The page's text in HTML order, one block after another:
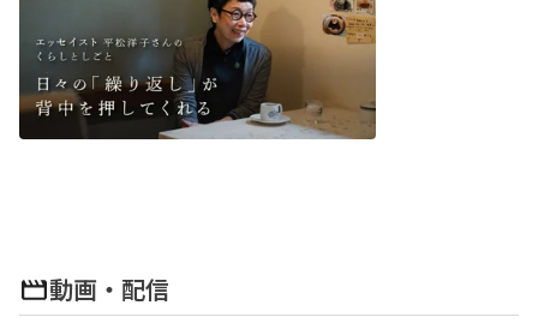
動画・配信